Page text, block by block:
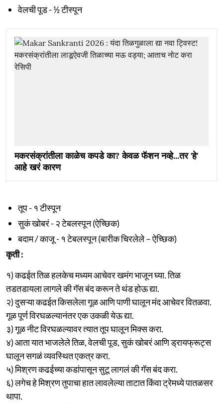
वेलची पूड - ½ टीस्पून
मकरसंक्रांतीला काळेच कपडे का? केवळ फॅशन नव्हे...तर 'हे'
आहे खरं कारण
तूप - १ टीस्पून
सुकं खोबरं - २ टेबलस्पून (ऐच्छिक)
बदाम / काजू - १ टेबलस्पून (बारीक चिरलेले – ऐच्छिक)
कृती :
१) कढईत तिळ हलकेच मध्यम आचेवर खमंग भाजून घ्या. तिळ
तडतडायला लागले की गॅस बंद करून ते थंड होऊ द्या.
२) दुसऱ्या कढईत किसलेला गूळ आणि पाणी घालून मंद आचेवर वितळवा.
गूळ पूर्ण विरघळल्यानंतर एक उकळी येऊ द्या.
३) गूळ नीट विरघळल्यावर त्यात तूप घालून मिक्स करा.
४) आता यात भाजलेले तिळ, वेलची पूड, सुकं खोबरं आणि ड्रायफ्रूट्स
घालून सगळं व्यवस्थित एकत्र करा.
५) मिश्रण कढईच्या कडांपासून सुटू लागलं की गॅस बंद करा.
६) लगेच हे मिश्रण तुपाचा हात लावलेल्या ताटात किंवा ट्रेमध्ये पातळसर
थापा.